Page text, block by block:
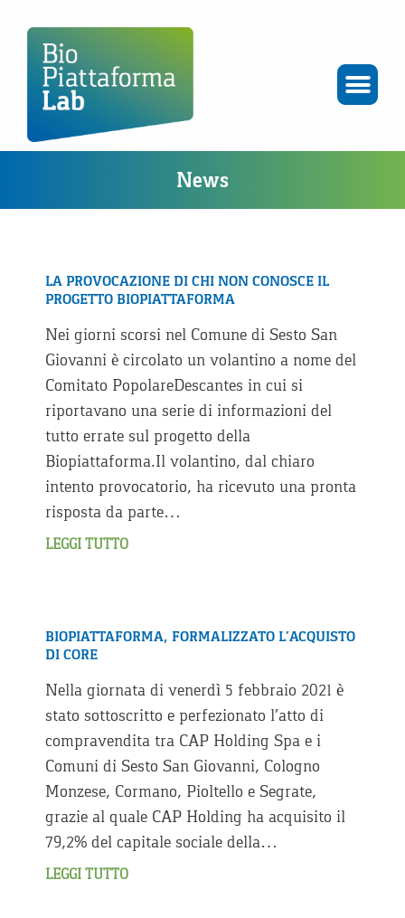
News
LA PROVOCAZIONE DI CHI NON CONOSCE IL
PROGETTO BIOPIATTAFORMA
Nei giorni scorsi nel Comune di Sesto San
Giovanni è circolato un volantino a nome del
Comitato PopolareDescantes in cui si
riportavano una serie di informazioni del
tutto errate sul progetto della
Biopiattaforma.Il volantino, dal chiaro
intento provocatorio, ha ricevuto una pronta
risposta da parte…
LEGGI TUTTO
BIOPIATTAFORMA, FORMALIZZATO L’ACQUISTO
DI CORE
Nella giornata di venerdì 5 febbraio 2021 è
stato sottoscritto e perfezionato l’atto di
compravendita tra CAP Holding Spa e i
Comuni di Sesto San Giovanni, Cologno
Monzese, Cormano, Pioltello e Segrate,
grazie al quale CAP Holding ha acquisito il
79,2% del capitale sociale della…
LEGGI TUTTO